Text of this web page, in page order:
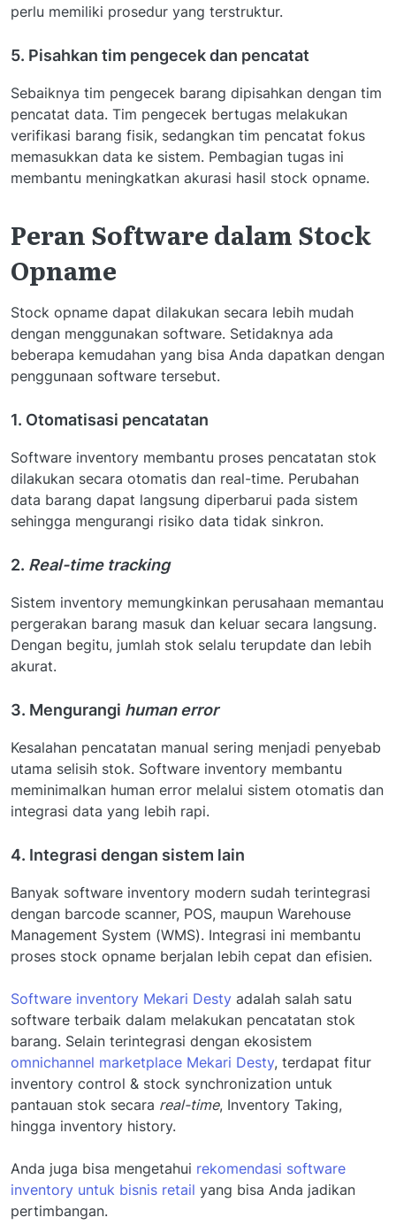
perlu memiliki prosedur yang terstruktur.
5. Pisahkan tim pengecek dan pencatat
Sebaiknya tim pengecek barang dipisahkan dengan tim
pencatat data. Tim pengecek bertugas melakukan
verifikasi barang fisik, sedangkan tim pencatat fokus
memasukkan data ke sistem. Pembagian tugas ini
membantu meningkatkan akurasi hasil stock opname.
Peran Software dalam Stock
Opname
Stock opname dapat dilakukan secara lebih mudah
dengan menggunakan software. Setidaknya ada
beberapa kemudahan yang bisa Anda dapatkan dengan
penggunaan software tersebut.
1. Otomatisasi pencatatan
Software inventory membantu proses pencatatan stok
dilakukan secara otomatis dan real-time. Perubahan
data barang dapat langsung diperbarui pada sistem
sehingga mengurangi risiko data tidak sinkron.
2. Real-time tracking
Sistem inventory memungkinkan perusahaan memantau
pergerakan barang masuk dan keluar secara langsung.
Dengan begitu, jumlah stok selalu terupdate dan lebih
akurat.
3. Mengurangi human error
Kesalahan pencatatan manual sering menjadi penyebab
utama selisih stok. Software inventory membantu
meminimalkan human error melalui sistem otomatis dan
integrasi data yang lebih rapi.
4. Integrasi dengan sistem lain
Banyak software inventory modern sudah terintegrasi
dengan barcode scanner, POS, maupun Warehouse
Management System (WMS). Integrasi ini membantu
proses stock opname berjalan lebih cepat dan efisien.
Software inventory Mekari Desty adalah salah satu
software terbaik dalam melakukan pencatatan stok
barang. Selain terintegrasi dengan ekosistem
omnichannel marketplace Mekari Desty, terdapat fitur
inventory control & stock synchronization untuk
pantauan stok secara real-time, Inventory Taking,
hingga inventory history.
Anda juga bisa mengetahui rekomendasi software
inventory untuk bisnis retail yang bisa Anda jadikan
pertimbangan.